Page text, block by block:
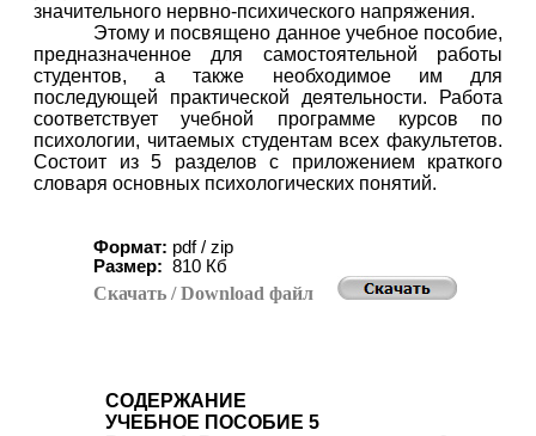
значительного нервно-психического напряжения.
Этому и посвящено данное учебное пособие,
предназначенное для самостоятельной работы
студентов, а также необходимое им для
последующей практической деятельности. Работа
соответствует учебной программе курсов по
психологии, читаемых студентам всех факультетов.
Состоит из 5 разделов с приложением краткого
словаря основных психологических понятий.
Формат: pdf / zip
Размер: 810 Кб
Скачать / Download файл
СОДЕРЖАНИЕ
УЧЕБНОЕ ПОСОБИЕ 5